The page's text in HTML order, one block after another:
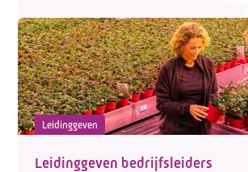
Leidinggeven
Leidinggeven bedrijfsleiders